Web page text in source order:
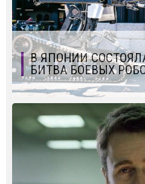
В ЯПОНИИ
БИТВА БОЕВЫХ